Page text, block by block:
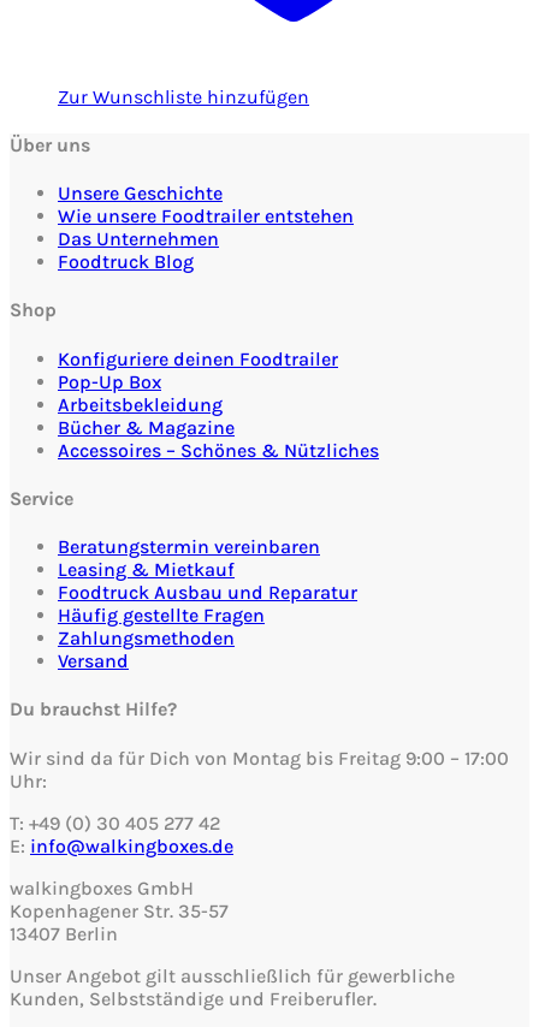
Zur Wunschliste hinzufügen
Über uns
Unsere Geschichte
Wie unsere Foodtrailer entstehen
Das Unternehmen
Foodtruck Blog
Shop
Konfiguriere deinen Foodtrailer
Pop-Up Box
Arbeitsbekleidung
Bücher & Magazine
Accessoires – Schönes & Nützliches
Service
Beratungstermin vereinbaren
Leasing & Mietkauf
Foodtruck Ausbau und Reparatur
Häufig gestellte Fragen
Zahlungsmethoden
Versand
Du brauchst Hilfe?
Wir sind da für Dich von Montag bis Freitag 9:00 – 17:00
Uhr:
T: +49 (0) 30 405 277 42
E: info@walkingboxes.de
walkingboxes GmbH
Kopenhagener Str. 35-57
13407 Berlin
Unser Angebot gilt ausschließlich für gewerbliche
Kunden, Selbstständige und Freiberufler.